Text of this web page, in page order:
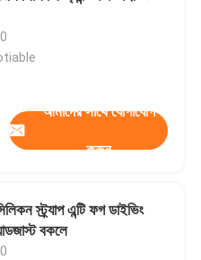
আমাদের সাথে যোগাযোগ
করুন
স্ট্র্যাপ এন্টি ফগ ডাইভিং
বকলে